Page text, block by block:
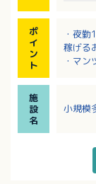
ポ
イ
ン
ト
・夜
稼げる
・マ
合わ
・調理
が整
施
設
名
小規模